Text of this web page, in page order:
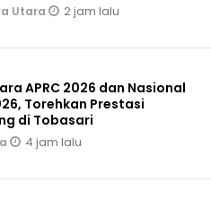
Utara 2 jam lalu
APRC 2026 dan Nasional
Torehkan Prestasi
di Tobasari
4 jam lalu